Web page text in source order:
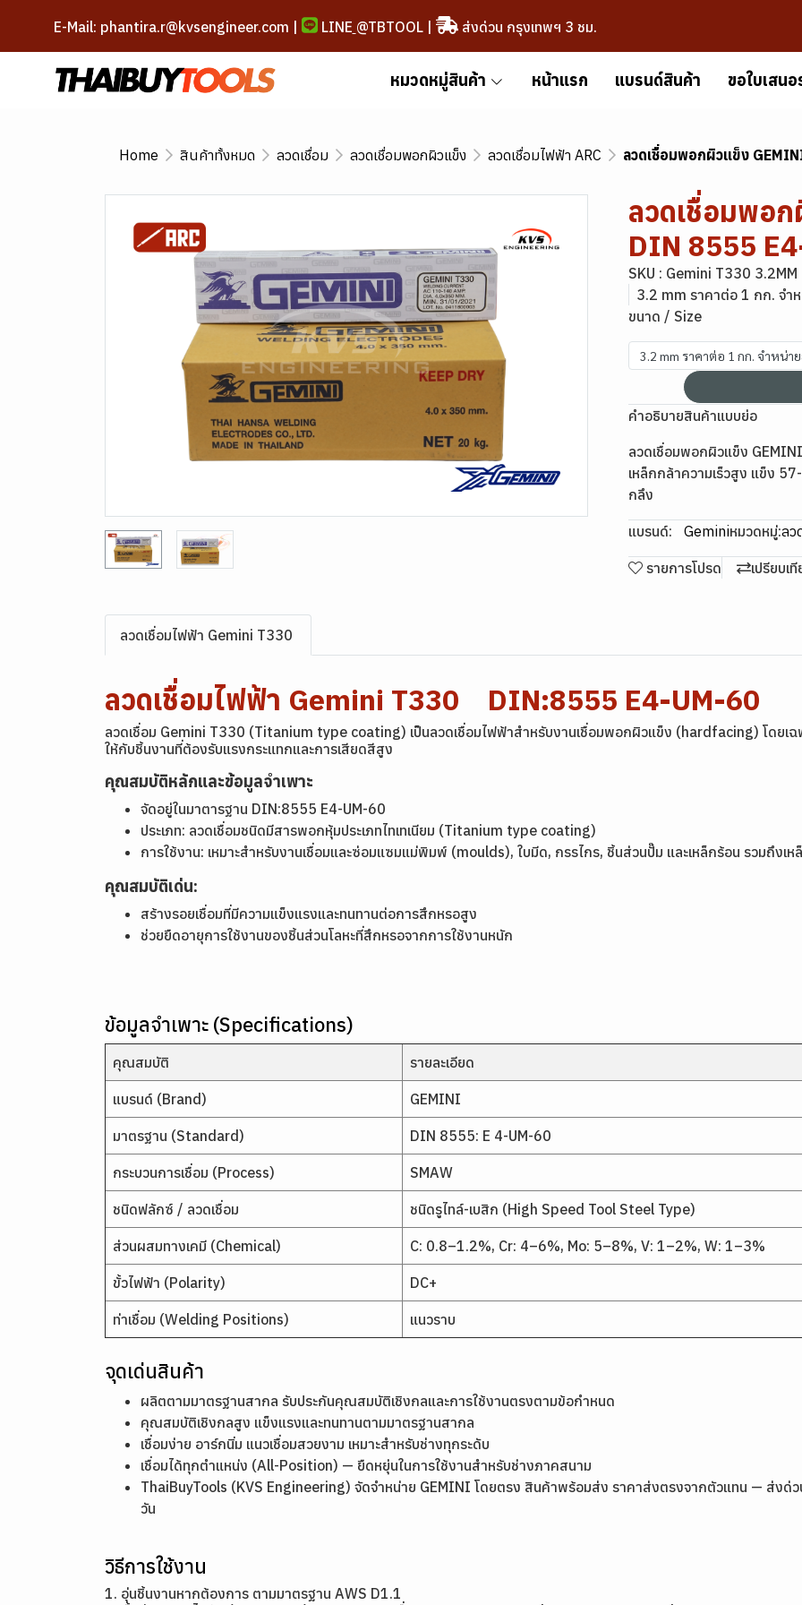
E-Mail: phantira.r@kvsengineer.com | LINE @TBTOOL| ส่งด่วน กรุงเทพฯ 3 ชม.
หมวดหมู่สินค้า หน้าแรก แบรนด์สินค้า ขอใบเสนอ
Home สินค้าทั้งหมด ลวดเชื่อม ลวดเชื่อมพอกผิวแข็ง ลวดเชื่อมไฟฟ้า ARC ลวดเชื่อมพอกผิวแข็ง
ลวดเชื่อมพอ
DIN 8555
SKU : Gemini T330 3.2MM
3.2 mm ราคาต่อ 1 กก. จำ
ขนาด / Size
3.2 mm ราคาต่อ 1 กก. จำหน่า
คำอธิบายสินค้าแบบย่อ
ลวดเชื่อมพอกผิวแข็ง
เหล็กกล้าความเร็วสูง แข็ง
กลึง
แบรนด์: Geminiหมวดหมู่:ลว
รายการโปรด เปรียบเ
ลวดเชื่อมไฟฟ้า Gemini T330
ลวดเชื่อมไฟฟ้า Gemini T330 DIN:8555 E4-UM-60
ลวดเชื่อม Gemini T330 (Titanium type coating) เป็นลวดเชื่อมไฟฟ้าสำหรับงานเชื่อมพอกผิวแข็ง (hardfacing) โดยเ
ให้กับชิ้นงานที่ต้องรับแรงกระแทกและการเสียดสีสูง
คุณสมบัติหลักและข้อมูลจำเพาะ
จัดอยู่ในมาตารฐาน DIN:8555 E4-UM-60
ประเภท: ลวดเชื่อมชนิดมีสารพอกหุ้มประเภทไทเทเนียม (Titanium type coating)
การใช้งาน: เหมาะสำหรับงานเชื่อมและซ่อมแซมแม่พิมพ์ (moulds), ใบมีด, กรรไกร, ชิ้นส่วนปั๊ม และเหล็กร้อน รวมถึงเหล็
คุณสมบัติเด่น:
สร้างรอยเชื่อมที่มีความแข็งแรงและทนทานต่อการสึกหรอสูง
ช่วยยืดอายุการใช้งานของชิ้นส่วนโลหะที่สึกหรอจากการใช้งานหนัก
ข้อมูลจำเพาะ (Specifications)
คุณสมบัติ รายละเอียด
แบรนด์ (Brand) GEMINI
มาตรฐาน (Standard) DIN 8555: E 4-UM-60
กระบวนการเชื่อม (Process) SMAW
ชนิดฟลักซ์ / ลวดเชื่อม ชนิดรูไทล์-เบสิก (High Speed Tool Steel Type)
ส่วนผสมทางเคมี (Chemical) C: 0.8–1.2%, Cr: 4–6%, Mo: 5–8%, V: 1–2%, W: 1–3%
ขั้วไฟฟ้า (Polarity) DC+
ท่าเชื่อม (Welding Positions) แนวราบ
จุดเด่นสินค้า
ผลิตตามมาตรฐานสากล รับประกันคุณสมบัติเชิงกลและการใช้งานตรงตามข้อกำหนด
คุณสมบัติเชิงกลสูง แข็งแรงและทนทานตามมาตรฐานสากล
เชื่อมง่าย อาร์กนิ่ม แนวเชื่อมสวยงาม เหมาะสำหรับช่างทุกระดับ
เชื่อมได้ทุกตำแหน่ง (All-Position) — ยืดหยุ่นในการใช้งานสำหรับช่างภาคสนาม
ThaiBuyTools (KVS Engineering) จัดจำหน่าย GEMINI โดยตรง สินค้าพร้อมส่ง ราคาส่งตรงจากตัวแทน — ส่งด่ว
วัน
วิธีการใช้งาน
1. อุ่นชิ้นงานหากต้องการ ตามมาตรฐาน AWS D1.1